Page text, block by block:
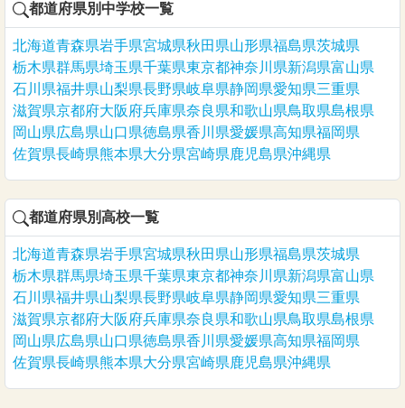
都道府県別中学校一覧
北海道青森県岩手県宮城県秋田県山形県福島県茨城県
栃木県群馬県埼玉県千葉県東京都神奈川県新潟県富山県
石川県福井県山梨県長野県岐阜県静岡県愛知県三重県
滋賀県京都府大阪府兵庫県奈良県和歌山県鳥取県島根県
岡山県広島県山口県徳島県香川県愛媛県高知県福岡県
佐賀県長崎県熊本県大分県宮崎県鹿児島県沖縄県
都道府県別高校一覧
北海道青森県岩手県宮城県秋田県山形県福島県茨城県
栃木県群馬県埼玉県千葉県東京都神奈川県新潟県富山県
石川県福井県山梨県長野県岐阜県静岡県愛知県三重県
滋賀県京都府大阪府兵庫県奈良県和歌山県鳥取県島根県
岡山県広島県山口県徳島県香川県愛媛県高知県福岡県
佐賀県長崎県熊本県大分県宮崎県鹿児島県沖縄県